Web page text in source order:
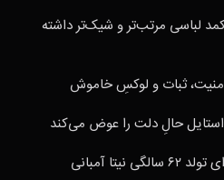
لباسی مرتب‌تر و شیک‌تر داشته
ثبات و لوکسِ خاموش
حالِ دلت را عوض می‌کند
آمبانی